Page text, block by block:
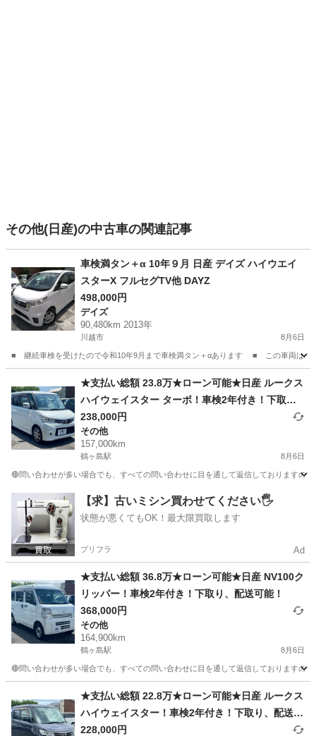
その他(日産)の中古車の関連記事
車検満タン＋α 10年９月 日産 デイズ ハイウエイ
スターX フルセグTV他 DAYZ
498,000円
デイズ
90,480km 2013年
川越市 8月6日
■ 継続車検を受けたので令和10年9月まで車検満タン＋αあります ■ この車両は埼
デイズ エンジン
★支払い総額 23.8万★ローン可能★日産 ルークス
ハイウェイスター ターボ！車検2年付き！下取
り、配送可能！
238,000円
その他
157,000km
鶴ヶ島駅 8月6日
🔴問い合わせが多い場合でも、すべての問い合わせに目を通して返信しております
埼玉 川越市 鶴ヶ島駅 その他 車両
【求】古いミシン買わせてください🖐️
状態が悪くてもOK！最大限買取します
プリフラ Ad
★支払い総額 36.8万★ローン可能★日産 NV100ク
リッパー！車検2年付き！下取り、配送可能！
368,000円
その他
164,900km
鶴ヶ島駅 8月6日
🔴問い合わせが多い場合でも、すべての問い合わせに目を通して返信しております
鶴ヶ島駅 その他
★支払い総額 22.8万★ローン可能★日産 ルークス
ハイウェイスター！車検2年付き！下取り、配送可
能！
228,000円